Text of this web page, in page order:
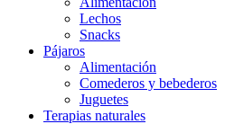
Lechos
Snacks
Pájaros
Alimentación
Comederos y bebederos
Juguetes
Terapias naturales